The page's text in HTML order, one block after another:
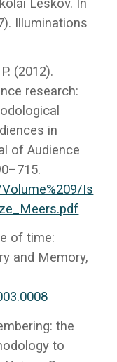
Leskov. In
Illuminations
(2012).
research:
in
of Audience
Is
of time:
and Memory,
the
to